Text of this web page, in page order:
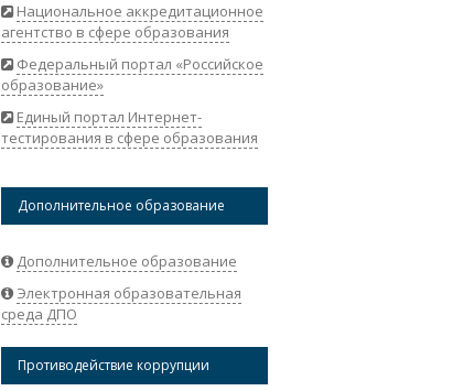
Национальное аккредитационное
агентство в сфере образования
Федеральный портал «Российское
образование»
Единый портал Интернет-
тестирования в сфере образования
Дополнительное образование
Дополнительное образование
Электронная образовательная
среда ДПО
Противодействие коррупции